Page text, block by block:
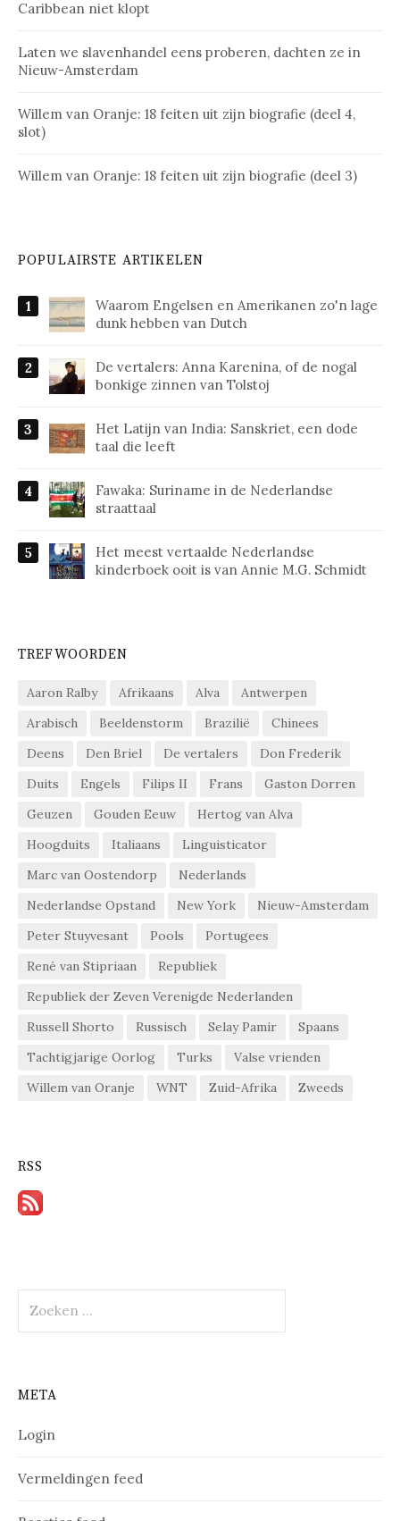
Caribbean niet klopt
Laten we slavenhandel eens proberen, dachten ze in
Nieuw-Amsterdam
Willem van Oranje: 18 feiten uit zijn biografie (deel 4,
slot)
Willem van Oranje: 18 feiten uit zijn biografie (deel 3)
POPULAIRSTE ARTIKELEN
Waarom Engelsen en Amerikanen zo'n lage
dunk hebben van Dutch
De vertalers: Anna Karenina, of de nogal
bonkige zinnen van Tolstoj
Het Latijn van India: Sanskriet, een dode
taal die leeft
Fawaka: Suriname in de Nederlandse
straattaal
Het meest vertaalde Nederlandse
kinderboek ooit is van Annie M.G. Schmidt
TREFWOORDEN
Aaron Ralby Afrikaans Alva
Antwerpen
Arabisch
Beeldenstorm Brazilië
Chinees
Deens
Den Briel De vertalers
Don Frederik
Duits
Engels Filips II Frans
Gaston Dorren
Geuzen
Gouden Eeuw
Hertog van Alva
Hoogduits
Italiaans
Linguisticator
Marc van Oostendorp
Nederlands
Nederlandse Opstand
New York
Nieuw-Amsterdam
Peter Stuyvesant
Pools
Portugees
René van Stipriaan
Republiek
Republiek der Zeven Verenigde Nederlanden
Russell Shorto
Russisch Selay Pamir
Spaans
Tachtigjarige Oorlog
Turks
Valse vrienden
Willem van Oranje
WNT Zuid-Afrika Zweeds
RSS
naar:
META
Login
Vermeldingen feed